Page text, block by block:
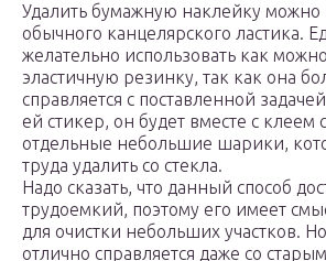
Удалить бумажную наклейку
обычного канцелярского ластика.
желательно использовать как
эластичную резинку, так как она
справляется с поставленной
ей стикер, он будет вместе с клеем
отдельные небольшие шарики,
труда удалить со стекла.
Надо сказать, что данный способ
трудоемкий, поэтому его имеет
для очистки небольших участков.
отлично справляется даже со